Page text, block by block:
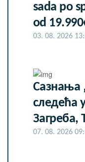
sada po
od
03. 08. 2026
Сазнања
следећа
Загреба,
07. 08. 2026